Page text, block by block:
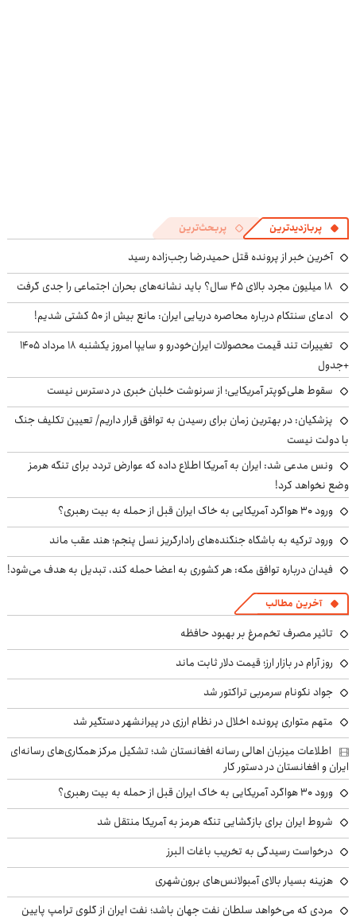
پربازدیدترین پربحث‌ترین
آخرین خبر از پرونده قتل حمیدرضا رجب‌زاده رسید
۱۸ میلیون مجرد بالای ۴۵ سال؟ باید نشانه‌های بحران اجتماعی را جدی گرفت
ادعای سنتکام درباره محاصره دریایی ایران: مانع بیش از ۵۰ کشتی شدیم!
تغییرات تند قیمت محصولات ایران‌خودرو و سایپا امروز یکشنبه ۱۸ مرداد ۱۴۰۵
+جدول
سقوط هلی‌کوپتر آمریکایی؛ از سرنوشت خلبان خبری در دسترس نیست
پزشکیان‌: در بهترین زمان برای رسیدن به توافق قرار داریم/ تعیین تکلیف جنگ
با دولت نیست
ونس مدعی شد: ایران به آمریکا اطلاع داده که عوارض تردد برای تنگه هرمز
وضع نخواهد کرد!
ورود ۳۰ هواگرد آمریکایی به خاک ایران قبل از حمله به بیت رهبری؟
ورود ترکیه به باشگاه جنگنده‌های رادارگریز نسل پنجم؛ هند عقب ماند
فیدان درباره توافق مکه: هر کشوری به اعضا حمله کند، تبدیل به هدف می‌شود!
آخرین مطالب
تاثیر مصرف تخم‌مرغ بر بهبود حافظه
روز آرام در بازار ارز؛ قیمت دلار ثابت ماند
جواد نکونام سرمربی تراکتور شد
متهم متواری پرونده اخلال در نظام ارزی در پیرانشهر دستگیر شد
اطلاعات میزبان اهالی رسانه افغانستان شد؛ تشکیل مرکز همکاری‌های رسانه‌ای
ایران و افغانستان در دستور کار
ورود ۳۰ هواگرد آمریکایی به خاک ایران قبل از حمله به بیت رهبری؟
شروط ایران برای بازگشایی تنگه هرمز به آمریکا منتقل شد
درخواست رسیدگی به تخریب باغات البرز
هزینه بسیار بالای آمبولانس‌های برون‌شهری
مردی که می‌خواهد سلطان نفت جهان باشد؛ نفت ایران از گلوی ترامپ پایین